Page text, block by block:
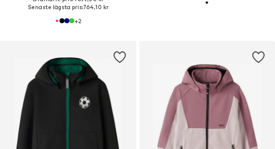
Senaste lägsta pris:764,10 kr
+2